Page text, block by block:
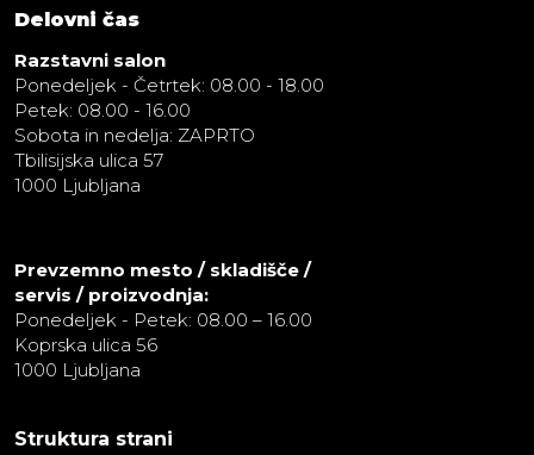
Delovni čas
Razstavni salon
Ponedeljek - Četrtek: 08.00 - 18.00
Petek: 08.00 - 16.00
Sobota in nedelja: ZAPRTO
Tbilisijska ulica 57
1000 Ljubljana
Prevzemno mesto / skladišče /
servis / proizvodnja:
Ponedeljek - Petek: 08.00 – 16.00
Koprska ulica 56
1000 Ljubljana
Struktura strani